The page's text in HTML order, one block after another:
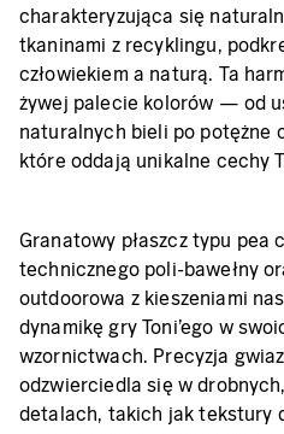
charakteryzująca się
tkaninami z recyklingu,
człowiekiem a naturą. Ta
żywej palecie kolorów — od
naturalnych bieli po potężne
które oddają unikalne cechy
Granatowy płaszcz typu pea
technicznego poli-bawełny
outdoorowa z kieszeniami
dynamikę gry Toni'ego w
wzornictwach. Precyzja
odzwierciedla się w
detalach, takich jak tekstury